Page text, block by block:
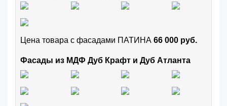
Цена товара с фасадами ПАТИНА 66 000 руб.
Фасады из МДФ Дуб Крафт и Дуб Атланта